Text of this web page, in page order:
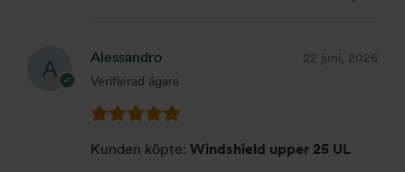
Alessandro
Verifierad ägare
22 juni, 2026
Kunden köpte: Windshield upper 25 UL